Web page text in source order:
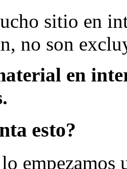
sitio en
no son
en
esto?
empezamos